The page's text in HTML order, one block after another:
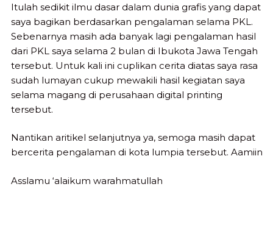
Itulah sedikit ilmu dasar dalam dunia grafis yang dapat
saya bagikan berdasarkan pengalaman selama PKL.
Sebenarnya masih ada banyak lagi pengalaman hasil
dari PKL saya selama 2 bulan di Ibukota Jawa Tengah
tersebut. Untuk kali ini cuplikan cerita diatas saya rasa
sudah lumayan cukup mewakili hasil kegiatan saya
selama magang di perusahaan digital printing
tersebut.
Nantikan aritikel selanjutnya ya, semoga masih dapat
bercerita pengalaman di kota lumpia tersebut. Aamiin
Asslamu ‘alaikum warahmatullah